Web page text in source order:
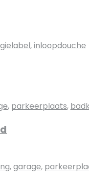
,inloopdouche
, parkeerplaats,
,garage,